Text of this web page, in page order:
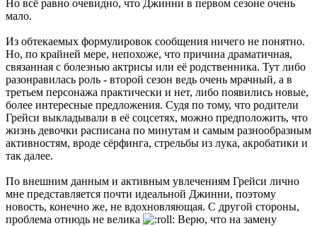
Но всё равно очевидно, что Джинни в первом сезоне очень
мало.
Из обтекаемых формулировок сообщения ничего не понятно.
Но, по крайней мере, непохоже, что причина драматичная,
связанная с болезнью актрисы или её родственника. Тут либо
разонравилась роль - второй сезон ведь очень мрачный, а в
третьем персонажа практически и нет, либо появились новые,
более интересные предложения. Судя по тому, что родители
Грейси выкладывали в её соцсетях, можно предположить, что
жизнь девочки расписана по минутам и самым разнообразным
активностям, вроде сёрфинга, стрельбы из лука, акробатики и
так далее.
По внешним данным и активным увлечениям Грейси лично
мне представляется почти идеальной Джинни, поэтому
новость, конечно же, не вдохновляющая. С другой стороны,
проблема отнюдь не велика
Верю, что на замену